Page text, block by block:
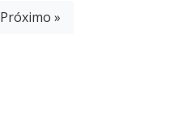
Próximo »